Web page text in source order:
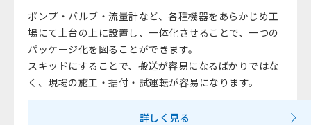
ポンプ・バルブ・流量計など、各種機器をあらかじめ工
場にて土台の上に設置し、一体化させることで、一つの
パッケージ化を図ることができます。
スキッドにすることで、搬送が容易になるばかりではな
く、現場の施工・据付・試運転が容易になります。
詳しく見る